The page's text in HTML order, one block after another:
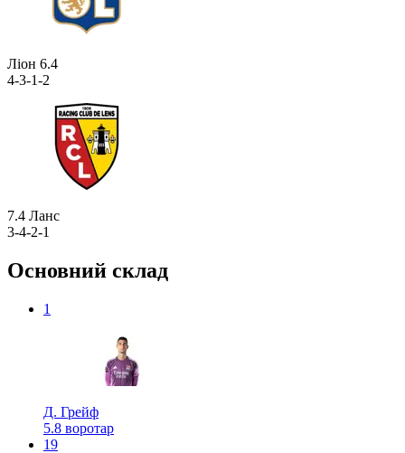
Ліон 6.4
4-3-1-2
7.4 Ланс
3-4-2-1
Основний склад
1
Д. Грейф
5.8 воротар
19